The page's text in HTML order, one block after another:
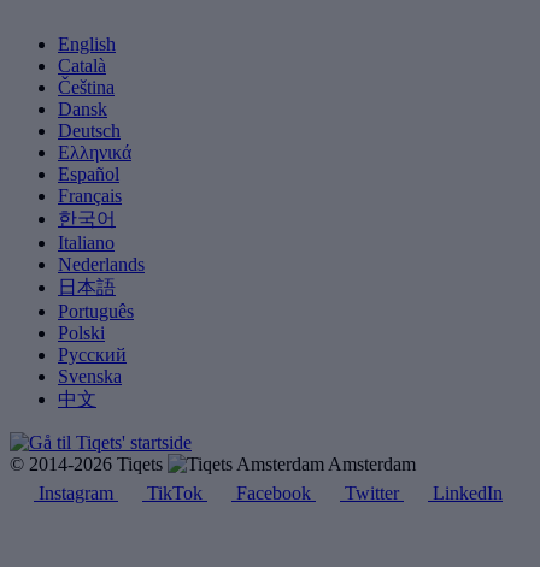
English
Català
Čeština
Dansk
Deutsch
Ελληνικά
Español
Français
한국어
Italiano
Nederlands
日本語
Português
Polski
Русский
Svenska
中文
© 2014-2026 Tiqets
Amsterdam
Instagram
TikTok Facebook Twitter LinkedIn